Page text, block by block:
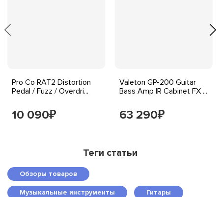
Pro Co RAT2 Distortion
Pedal / Fuzz / Overdri...
10 090₽
Valeton GP-200 Guitar
Bass Amp IR Cabinet FX ...
63 290₽
Теги статьи
Обзоры товаров
Музыкальные инструменты Гитары